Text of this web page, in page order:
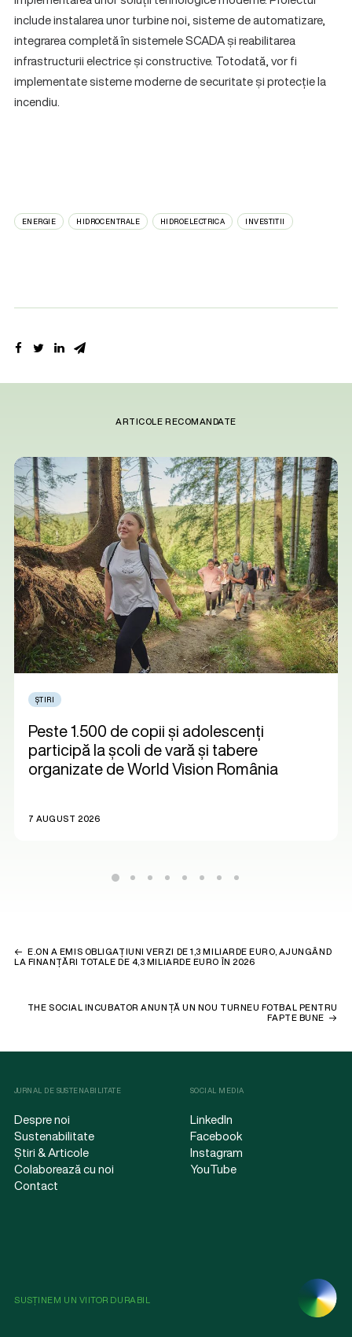
include instalarea unor turbine noi, sisteme de automatizare,
integrarea completă în sistemele SCADA și reabilitarea
infrastructurii electrice și constructive. Totodată, vor fi
implementate sisteme moderne de securitate și protecție la
incendiu.
ENERGIE HIDROCENTRALE HIDROELECTRICA INVESTITII
ARTICOLE RECOMANDATE
ȘTIRI
Peste 1.500 de copii și adolescenți
participă la școli de vară și tabere
organizate de World Vision România
7 AUGUST 2026
E.ON A EMIS OBLIGAȚIUNI VERZI DE 1,3 MILIARDE EURO, AJUNGÂND
LA FINANȚĂRI TOTALE DE 4,3 MILIARDE EURO ÎN 2026
THE SOCIAL INCUBATOR ANUNȚĂ UN NOU TURNEU FOTBAL PENTRU
FAPTE BUNE
JURNAL DE SUSTENABILITATE
Despre noi
Sustenabilitate
Știri & Articole
Colaborează cu noi
Contact
SOCIAL MEDIA
LinkedIn
Facebook
Instagram
YouTube
SUSȚINEM UN VIITOR DURABIL